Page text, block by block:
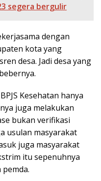
segera bergulir
dengan
kota yang
desa. Jadi desa yang
Kesehatan hanya
juga melakukan
bukan verifikasi
usulan masyarakat
juga masyarakat
itu sepenuhnya